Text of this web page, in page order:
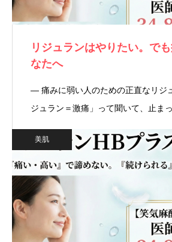
リジュランはやりたい。で
なたへ
― 痛みに弱い人のための正直なリジ
ジュラン＝激痛」って聞いて、止ま
美肌